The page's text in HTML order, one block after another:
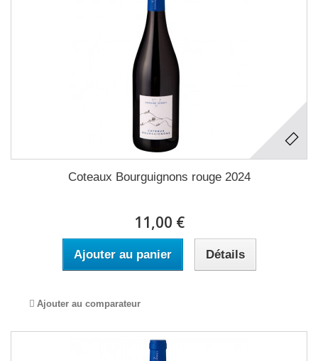
Coteaux Bourguignons rouge 2024
11,00 €
Ajouter au panier Détails
Ajouter au comparateur